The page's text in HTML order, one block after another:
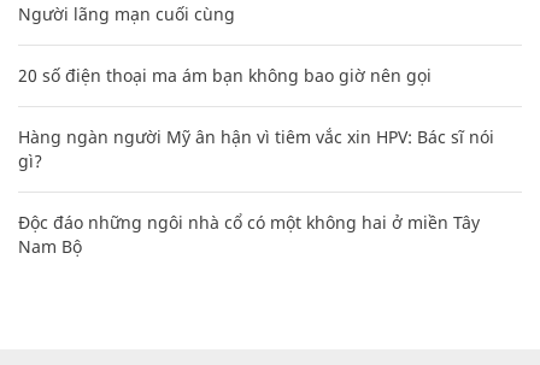
Người lãng mạn cuối cùng
20 số điện thoại ma ám bạn không bao giờ nên gọi
Hàng ngàn người Mỹ ân hận vì tiêm vắc xin HPV: Bác sĩ nói
gì?
Độc đáo những ngôi nhà cổ có một không hai ở miền Tây
Nam Bộ